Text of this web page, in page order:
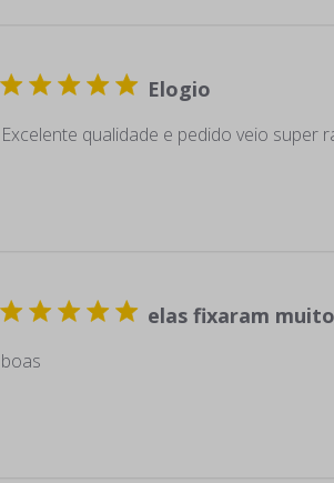
Elogio
Excelente qualidade e pedido veio super
elas fixaram
boas